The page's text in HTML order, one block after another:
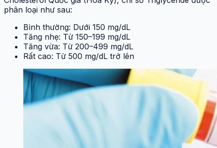
phân loại như sau:
Bình thường: Dưới 150 mg/dL
Tăng nhẹ: Từ 150–199 mg/dL
Tăng vừa: Từ 200–499 mg/dL
Rất cao: Từ 500 mg/dL trở lên